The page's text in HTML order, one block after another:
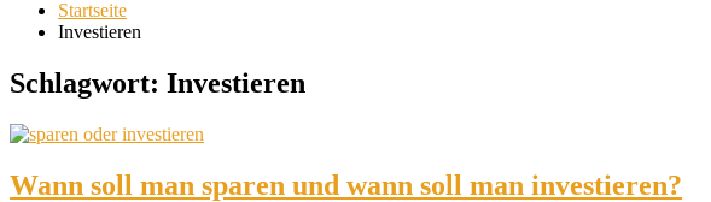
Startseite
Investieren
Schlagwort: Investieren
Wann soll man sparen und wann soll man investieren?